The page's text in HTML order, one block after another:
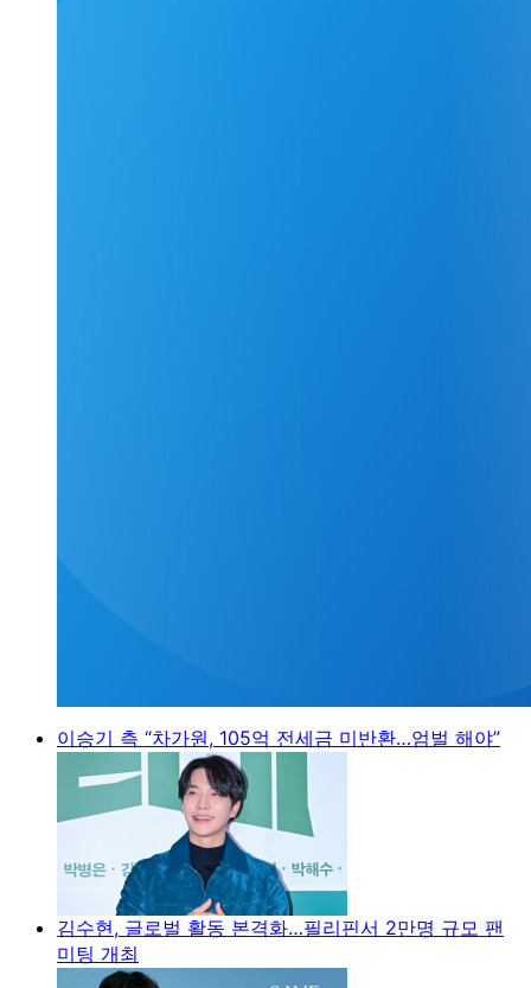
이승기 측 “차가원, 105억 전세금 미반환…엄벌 해야”
김수현, 글로벌 활동 본격화…필리핀서 2만명 규모 팬
미팅 개최